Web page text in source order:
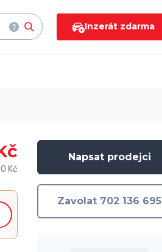
Inzerát zdarma
Kč
Napsat prodejci
Zavolat 702 136 695